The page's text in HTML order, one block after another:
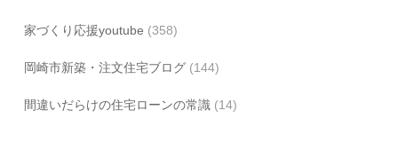
家づくり応援youtube (358)
岡崎市新築・注文住宅ブログ (144)
間違いだらけの住宅ローンの常識 (14)